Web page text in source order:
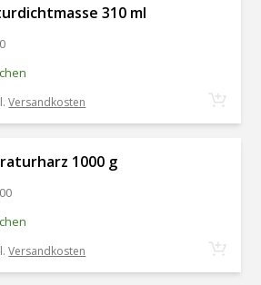
310 ml
Versandkosten
1000 g
Versandkosten